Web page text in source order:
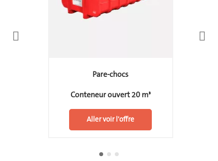
Pare-chocs
Conteneur ouvert 20 m³
Aller voir l'offre